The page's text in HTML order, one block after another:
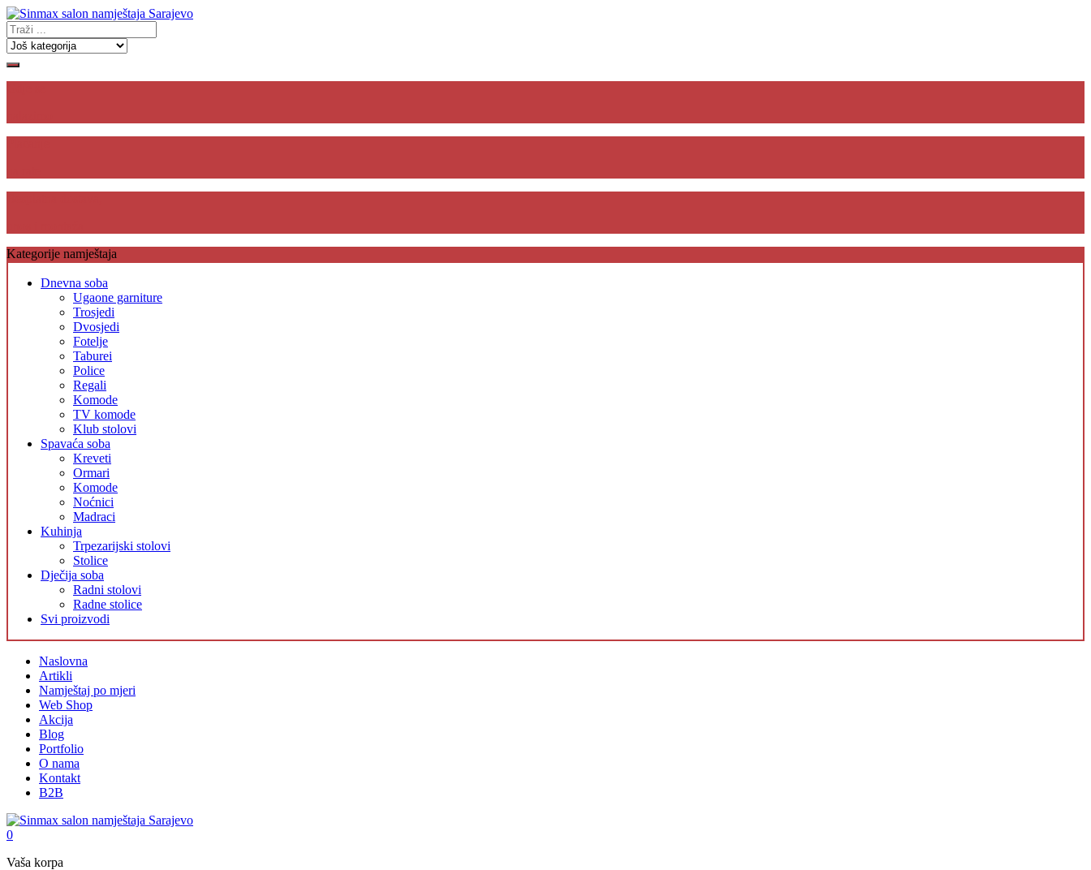
Kategorije namještaja
Dnevna soba
Ugaone garniture
Trosjedi
Dvosjedi
Fotelje
Taburei
Police
Regali
Komode
TV komode
Klub stolovi
Spavaća soba
Kreveti
Ormari
Komode
Noćnici
Madraci
Kuhinja
Trpezarijski stolovi
Stolice
Dječija soba
Radni stolovi
Radne stolice
Svi proizvodi
Naslovna
Artikli
Namještaj po mjeri
Web Shop
Akcija
Blog
Portfolio
O nama
Kontakt
B2B
0
Vaša korpa